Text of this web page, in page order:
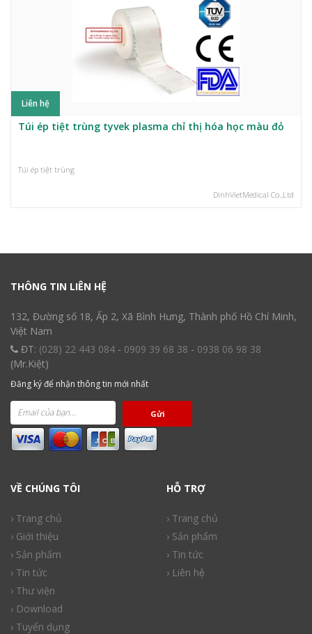
Liên hệ
Túi ép tiệt trùng tyvek plasma chỉ thị hóa học màu đỏ
Túi ép tiệt trùng
DinhVietMedical Co.,Ltd
THÔNG TIN LIÊN HỆ
132, Đường số 18, Ấp 2, Xã Bình Hưng, Thành phố Hồ Chí Minh,
Việt Nam
ĐT: (028) 22 443 084 - 0909 39 68 38 - 0938 06 98 38
(Mr.Kiệt)
Đăng ký để nhận thông tin mới nhất
Gửi
VỀ CHÚNG TÔI
› Trang chủ
› Giới thiệu
› Sản phẩm
› Tin tức
› Thư viện
› Download
› Tuyển dụng
HỖ TRỢ
› Trang chủ
› Sản phẩm
› Tin tức
› Liên hệ